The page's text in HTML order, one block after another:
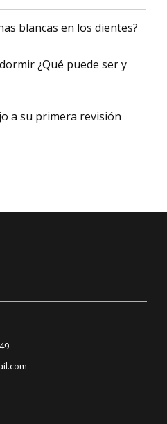
blancas en los dientes?
¿Qué puede ser y
a su primera revisión